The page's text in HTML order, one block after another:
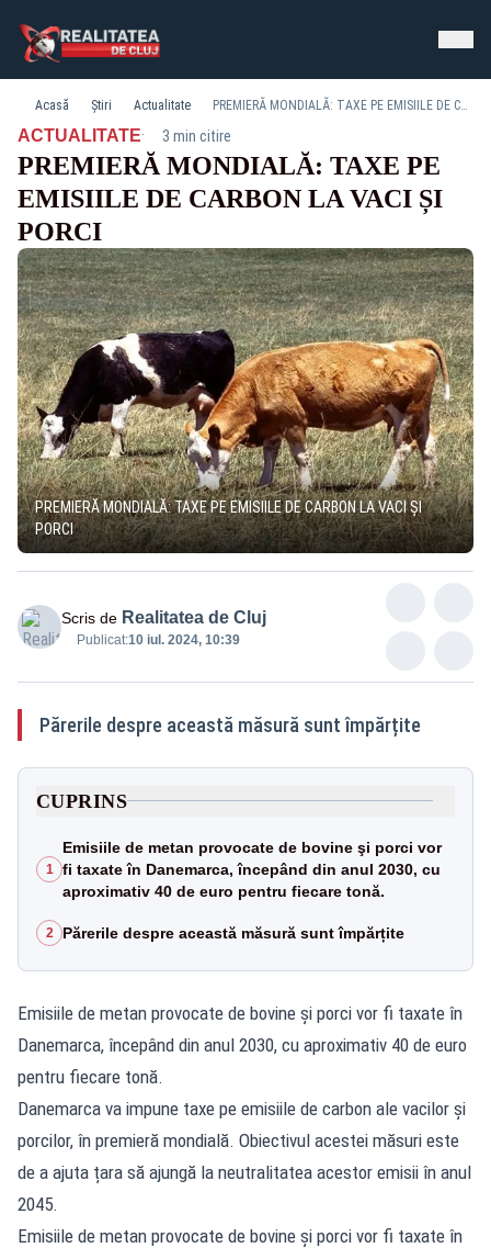
Acasă Știri Actualitate PREMIERĂ MONDIALĂ: TAXE PE EMISIILE DE CARBON LA VACI ȘI PORCI
ACTUALITATE· 3 min citire
PREMIERĂ MONDIALĂ: TAXE PE
EMISIILE DE CARBON LA VACI ȘI
PORCI
PREMIERĂ MONDIALĂ: TAXE PE EMISIILE DE CARBON LA VACI ȘI
PORCI
Scris de Realitatea de Cluj
Publicat:10 iul. 2024, 10:39
Părerile despre această măsură sunt împărțite
CUPRINS
1
Emisiile de metan provocate de bovine şi porci vor
fi taxate în Danemarca, începând din anul 2030, cu
aproximativ 40 de euro pentru fiecare tonă.
2 Părerile despre această măsură sunt împărțite
Emisiile de metan provocate de bovine şi porci vor fi taxate în
Danemarca, începând din anul 2030, cu aproximativ 40 de euro
pentru fiecare tonă.
Danemarca va impune taxe pe emisiile de carbon ale vacilor și
porcilor, în premieră mondială. Obiectivul acestei măsuri este
de a ajuta țara să ajungă la neutralitatea acestor emisii în anul
2045.
Emisiile de metan provocate de bovine şi porci vor fi taxate în